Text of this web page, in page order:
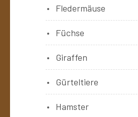
Fledermäuse
Füchse
Giraffen
Gürteltiere
Hamster